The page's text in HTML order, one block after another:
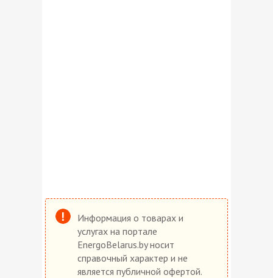
Информация о товарах и
услугах на портале
EnergoBelarus.by носит
справочный характер и не
является публичной офертой.